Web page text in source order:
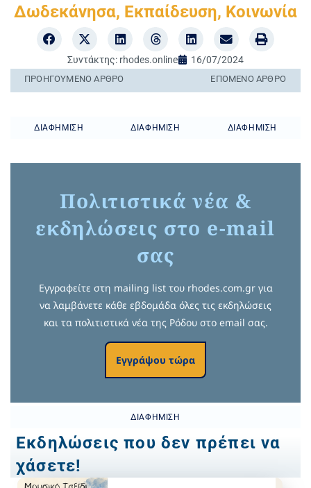
Δωδεκάνησα, Εκπαίδευση, Κοινωνία
Συντάκτης: rhodes.online 16/07/2024
ΠΡΟΗΓΟΎΜΕΝO ΆΡΘΡΟ ΕΠΌΜΕΝΟ ΆΡΘΡΟ
ΔΙΑΦΉΜΙΣΗ ΔΙΑΦΉΜΙΣΗ ΔΙΑΦΉΜΙΣΗ
Πολιτιστικά νέα &
εκδηλώσεις στο e-mail
σας
Εγγραφείτε στη mailing list του rhodes.com.gr για
να λαμβάνετε κάθε εβδομάδα όλες τις εκδηλώσεις
και τα πολιτιστικά νέα της Ρόδου στο email σας.
Εγγράψου τώρα
ΔΙΑΦΉΜΙΣΗ
Εκδηλώσεις που δεν πρέπει να
χάσετε!